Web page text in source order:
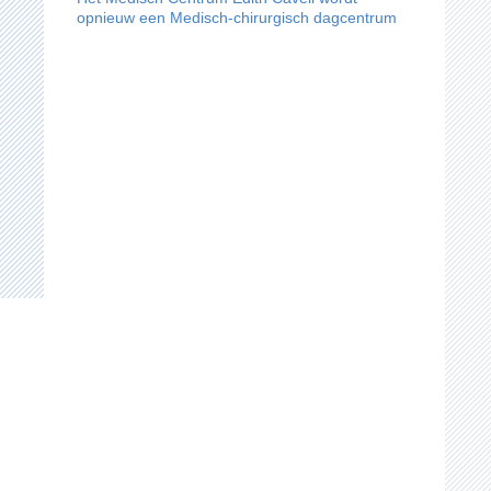
opnieuw een Medisch-chirurgisch dagcentrum